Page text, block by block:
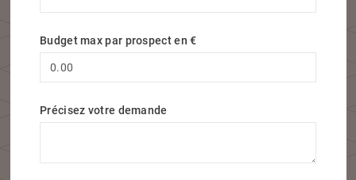
Budget max par prospect en €
Précisez votre demande